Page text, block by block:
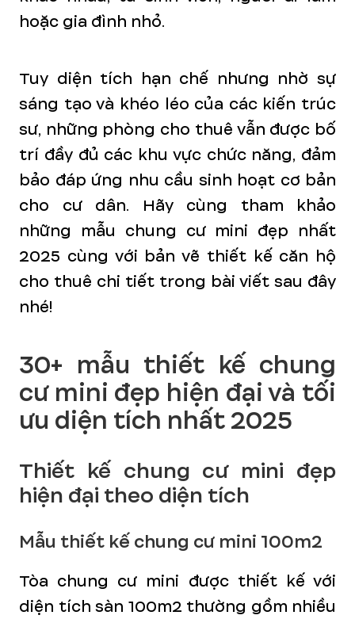
hoặc gia đình nhỏ.
Tuy diện tích hạn chế nhưng nhờ sự
sáng tạo và khéo léo của các kiến trúc
sư, những phòng cho thuê vẫn được bố
trí đầy đủ các khu vực chức năng, đảm
bảo đáp ứng nhu cầu sinh hoạt cơ bản
cho cư dân. Hãy cùng tham khảo
những mẫu chung cư mini đẹp nhất
2025 cùng với bản vẽ thiết kế căn hộ
cho thuê chi tiết trong bài viết sau đây
nhé!
30+ mẫu thiết kế chung
cư mini đẹp hiện đại và tối
ưu diện tích nhất 2025
Thiết kế chung cư mini đẹp
hiện đại theo diện tích
Mẫu thiết kế chung cư mini 100m2
Tòa chung cư mini được thiết kế với
diện tích sàn 100m2 thường gồm nhiều